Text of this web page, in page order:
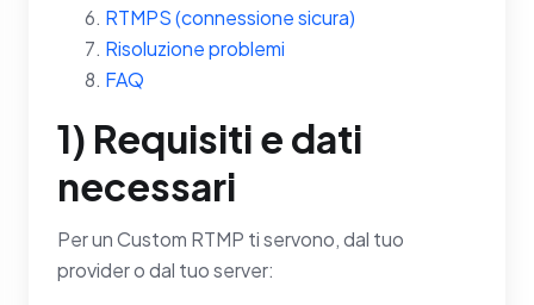
RTMPS (connessione sicura)
Risoluzione problemi
FAQ
1) Requisiti e dati
necessari
Per un Custom RTMP ti servono, dal tuo
provider o dal tuo server: